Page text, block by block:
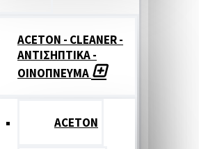
ACETON - CLEANER -
ΑΝΤΙΣΗΠΤΙΚΑ -
ΟΙΝΟΠΝΕΥΜΑ
ACETON